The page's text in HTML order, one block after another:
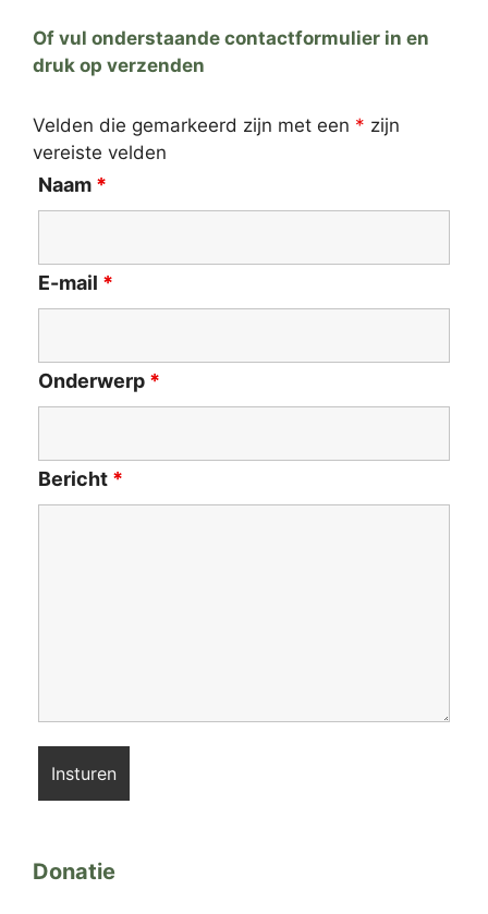
Of vul onderstaande contactformulier in en
druk op verzenden
Velden die gemarkeerd zijn met een * zijn
vereiste velden
Naam *
E-mail *
Onderwerp *
Bericht *
Donatie